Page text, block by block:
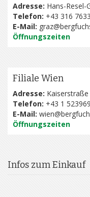
Adresse: Hans-Resel-
Telefon: +43 316
E-Mail:
Öffnungszeiten
Filiale Wien
Adresse:
Telefon: +43 1
E-Mail:
Öffnungszeiten
Infos zum Einkauf